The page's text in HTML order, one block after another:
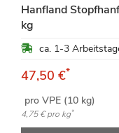
Hanfland
kg
47,50 €*
pro VPE (10 kg)
4,75 €pro kg*